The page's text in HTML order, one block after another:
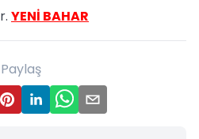
YENİ BAHAR
Paylaş